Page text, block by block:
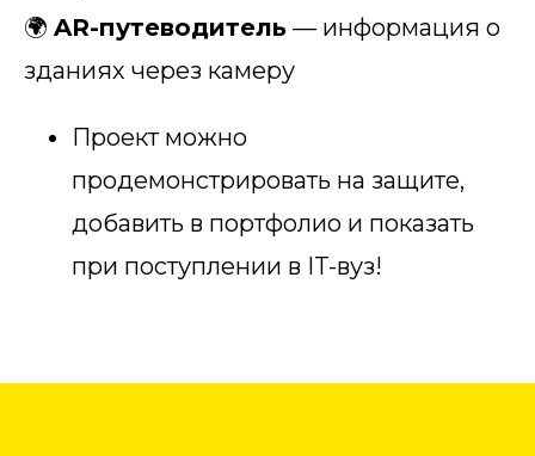
🌍 AR-путеводитель — информация о
зданиях через камеру
Проект можно
продемонстрировать на защите,
добавить в портфолио и показать
при поступлении в IT-вуз!